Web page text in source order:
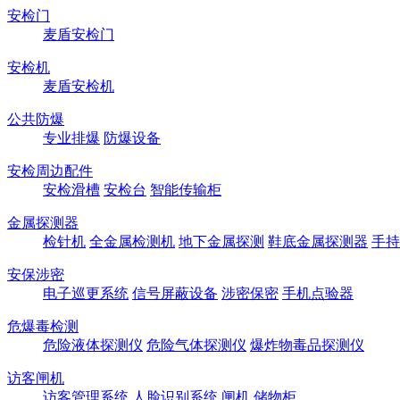
安检门
麦盾安检门
安检机
麦盾安检机
公共防爆
专业排爆 防爆设备
安检周边配件
安检滑槽 安检台 智能传输柜
金属探测器
检针机 全金属检测机 地下金属探测 鞋底金属探测器 手
安保涉密
电子巡更系统 信号屏蔽设备 涉密保密 手机点验器
危爆毒检测
危险液体探测仪 危险气体探测仪 爆炸物毒品探测仪
访客闸机